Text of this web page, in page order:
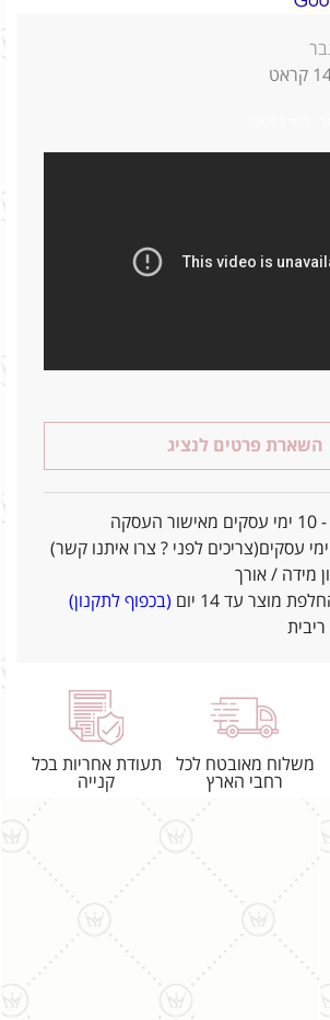
השארת פרטים לנציג
מידה / אורך
מוצר עד 14 יום
(בכפוף לתקנון)
משלוח מאובטח לכל
רחבי הארץ
תעודת אחריות בכל
קנייה